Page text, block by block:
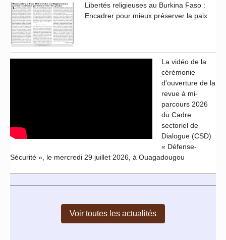
Libertés religieuses au Burkina Faso :
Encadrer pour mieux préserver la paix
La vidéo de la
cérémonie
d'ouverture de la
revue à mi-
parcours 2026
du Cadre
sectoriel de
Dialogue (CSD)
« Défense-
Sécurité », le mercredi 29 juillet 2026, à Ouagadougou
Voir toutes les actualités